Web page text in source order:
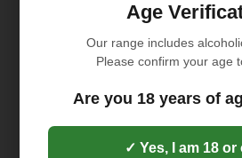
Geen product gedefinieerd in de
Slagerij Johan & Ria
Age
Our range includes
Please confirm your age
Are you 18 years of
✓ Yes, I am 18 or